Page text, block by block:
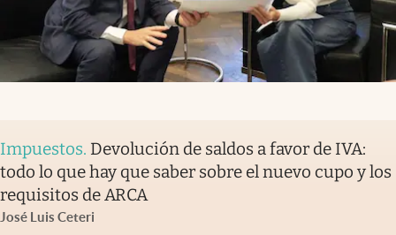
Impuestos. Devolución de saldos a favor de IVA:
todo lo que hay que saber sobre el nuevo cupo y los
requisitos de ARCA
José Luis Ceteri